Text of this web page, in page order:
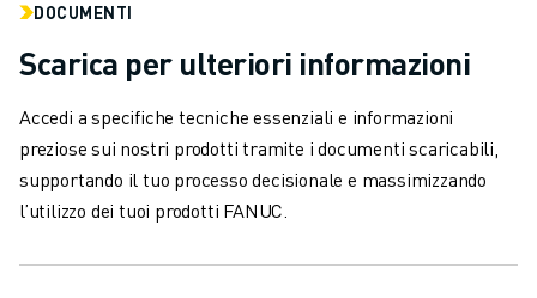
ASSISTENZA SUL CAMPO E MANUTENZIONE
RICAMBI
RIGENERAZIONE
STRUMENTI DI SERVICE DIGITALI
E-STORE
DOCUMENTI
Scarica per ulteriori informazioni
Accedi a specifiche tecniche essenziali e informazioni
preziose sui nostri prodotti tramite i documenti scaricabili,
supportando il tuo processo decisionale e massimizzando
l’utilizzo dei tuoi prodotti FANUC.